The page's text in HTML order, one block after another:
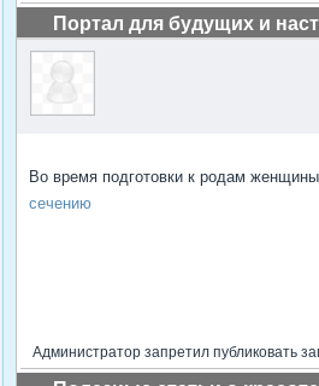
Портал для будущих и
Во время подготовки к родам
сечению
Администратор запретил публиковать